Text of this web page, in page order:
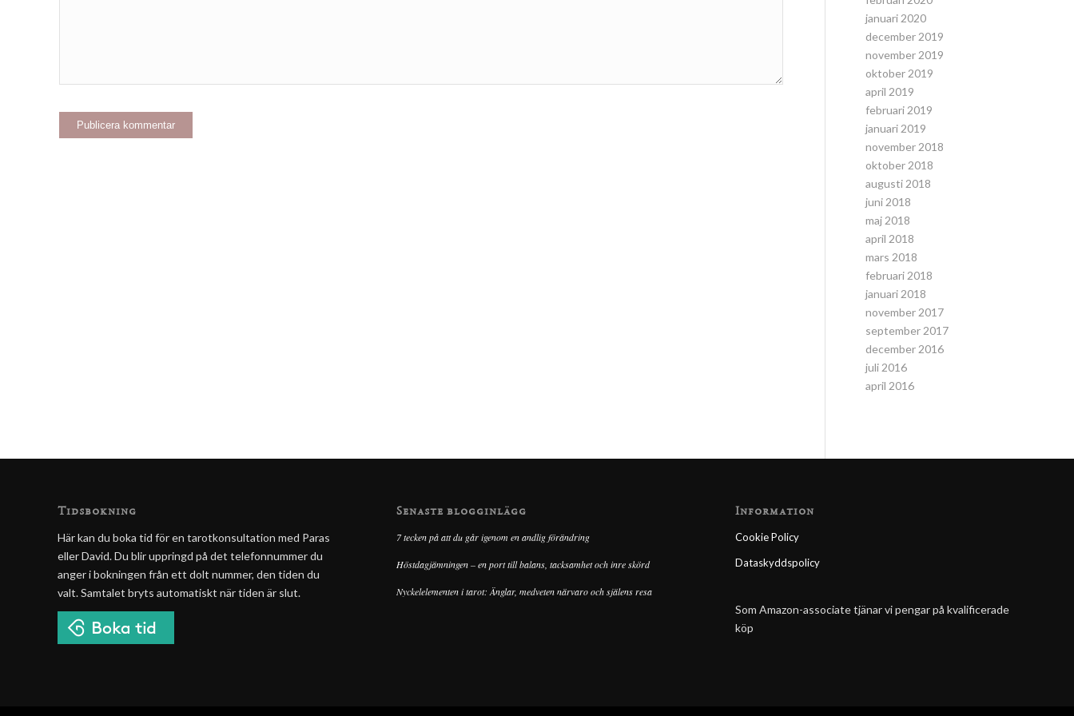
januari 2020
december 2019
november 2019
oktober 2019
april 2019
februari 2019
januari 2019
november 2018
oktober 2018
augusti 2018
juni 2018
maj 2018
april 2018
mars 2018
februari 2018
januari 2018
november 2017
september 2017
december 2016
juli 2016
april 2016
Tidsbokning
Här kan du boka tid för en tarotkonsultation med Paras
eller David. Du blir uppringd på det telefonnummer du
anger i bokningen från ett dolt nummer, den tiden du
valt. Samtalet bryts automatiskt när tiden är slut.
Senaste blogginlägg
7 tecken på att du går igenom en andlig förändring
Höstdagjämningen – en port till balans, tacksamhet och inre skörd
Nyckelelementen i tarot: Änglar, medveten närvaro och själens resa
Information
Cookie Policy
Dataskyddspolicy
Som Amazon-associate tjänar vi pengar på kvalificerade
köp